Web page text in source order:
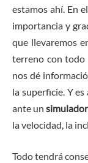
estamos ahí. En
importancia y
que llevaremos
terreno con todo
nos dé
la superficie. Y
ante un
la velocidad, la
Todo tendrá